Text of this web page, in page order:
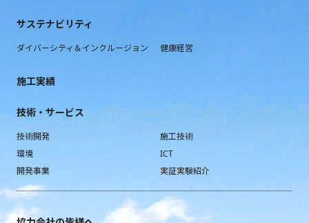
サステナビリティ
ダイバーシティ＆インクルージョン 健康経営
施工実績
技術・サービス
技術開発
施工技術
環境
ICT
開発事業
実証実験紹介